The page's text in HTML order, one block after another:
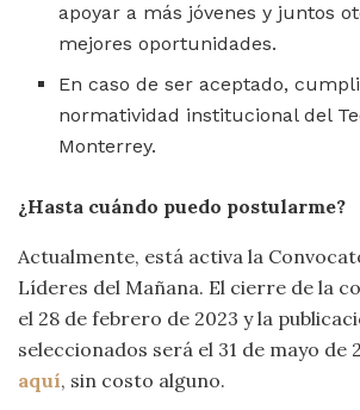
apoyar a más jóvenes y juntos
mejores oportunidades.
En caso de ser aceptado,
normatividad institucional del
Monterrey.
¿Hasta cuándo puedo postularme?
Actualmente, está activa la
Líderes del Mañana. El cierre de la
el 28 de febrero de 2023 y la
seleccionados será el 31 de mayo de
aquí, sin costo alguno.